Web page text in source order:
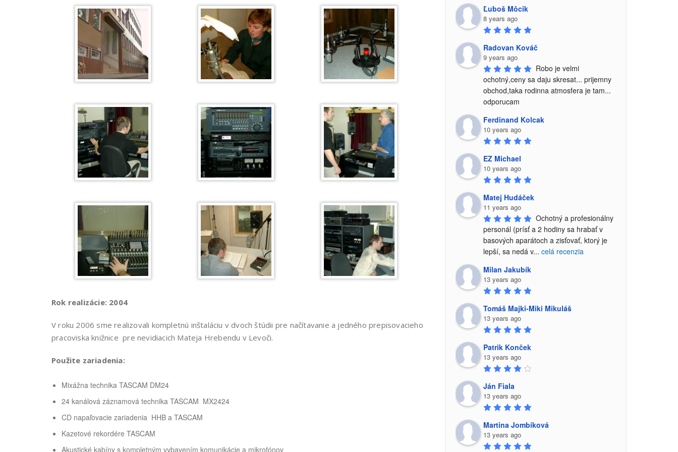
Rok realizácie: 2004
V roku 2006 sme realizovali kompletnú inštaláciu v dvoch štúdii pre načítavanie a jedného prepisovacieho
pracoviska knižnice pre nevidiacich Mateja Hrebendu v Levoči.
Použite zariadenia:
Mixážna technika TASCAM DM24
24 kanálová záznamová technika TASCAM MX2424
CD napaľovacie zariadenia HHB a TASCAM
Kazetové rekordére TASCAM
Akustické kabíny s kompletným vybavením komunikácie a mikrofónov
Ľuboš Môcik
8 years ago
Radovan Kováč
9 years ago
Robo je velmi
ochotný,ceny sa daju skresat... prijemny
obchod,taka rodinna atmosfera je tam...
odporucam
Ferdinand Kolcak
10 years ago
EZ Michael
10 years ago
Matej Hudáček
11 years ago
Ochotný a profesionálny
personál (prísť a 2 hodiny sa hrabať v
basových aparátoch a zisťovať, ktorý je
lepší, sa nedá v... celá recenzia
Milan Jakubík
13 years ago
Tomáš Majki-Miki Mikuláš
13 years ago
Patrik Konček
13 years ago
Ján Fiala
13 years ago
Martina Jombíková
13 years ago